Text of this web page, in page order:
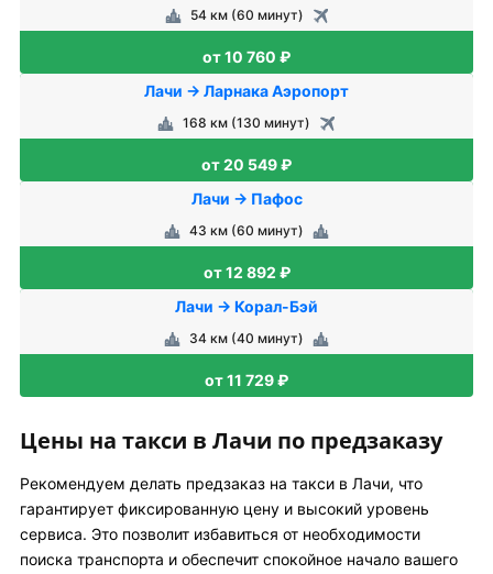
54 км (60 минут)
от 10 760 ₽
Лачи → Ларнака Аэропорт
168 км (130 минут)
от 20 549 ₽
Лачи → Пафос
43 км (60 минут)
от 12 892 ₽
Лачи → Корал-Бэй
34 км (40 минут)
от 11 729 ₽
Цены на такси в Лачи по предзаказу
Рекомендуем делать предзаказ на такси в Лачи, что
гарантирует фиксированную цену и высокий уровень
сервиса. Это позволит избавиться от необходимости
поиска транспорта и обеспечит спокойное начало вашего